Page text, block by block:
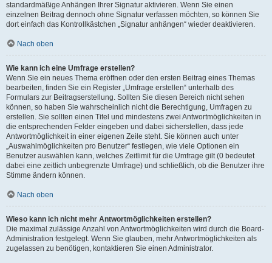
standardmäßige Anhängen Ihrer Signatur aktivieren. Wenn Sie einen
einzelnen Beitrag dennoch ohne Signatur verfassen möchten, so können Sie
dort einfach das Kontrollkästchen „Signatur anhängen“ wieder deaktivieren.
Nach oben
Wie kann ich eine Umfrage erstellen?
Wenn Sie ein neues Thema eröffnen oder den ersten Beitrag eines Themas
bearbeiten, finden Sie ein Register „Umfrage erstellen“ unterhalb des
Formulars zur Beitragserstellung. Sollten Sie diesen Bereich nicht sehen
können, so haben Sie wahrscheinlich nicht die Berechtigung, Umfragen zu
erstellen. Sie sollten einen Titel und mindestens zwei Antwortmöglichkeiten in
die entsprechenden Felder eingeben und dabei sicherstellen, dass jede
Antwortmöglichkeit in einer eigenen Zeile steht. Sie können auch unter
„Auswahlmöglichkeiten pro Benutzer“ festlegen, wie viele Optionen ein
Benutzer auswählen kann, welches Zeitlimit für die Umfrage gilt (0 bedeutet
dabei eine zeitlich unbegrenzte Umfrage) und schließlich, ob die Benutzer ihre
Stimme ändern können.
Nach oben
Wieso kann ich nicht mehr Antwortmöglichkeiten erstellen?
Die maximal zulässige Anzahl von Antwortmöglichkeiten wird durch die Board-
Administration festgelegt. Wenn Sie glauben, mehr Antwortmöglichkeiten als
zugelassen zu benötigen, kontaktieren Sie einen Administrator.